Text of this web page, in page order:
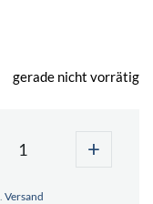
gerade nicht vorrätig
+
Versand